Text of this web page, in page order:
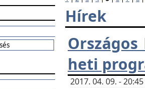
Hírek
Országos
heti
2017. 04. 09. -